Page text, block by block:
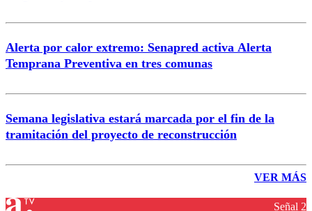
Alerta por calor extremo: Senapred activa Alerta
Temprana Preventiva en tres comunas
Semana legislativa estará marcada por el fin de la
tramitación del proyecto de reconstrucción
VER MÁS
Señal 2